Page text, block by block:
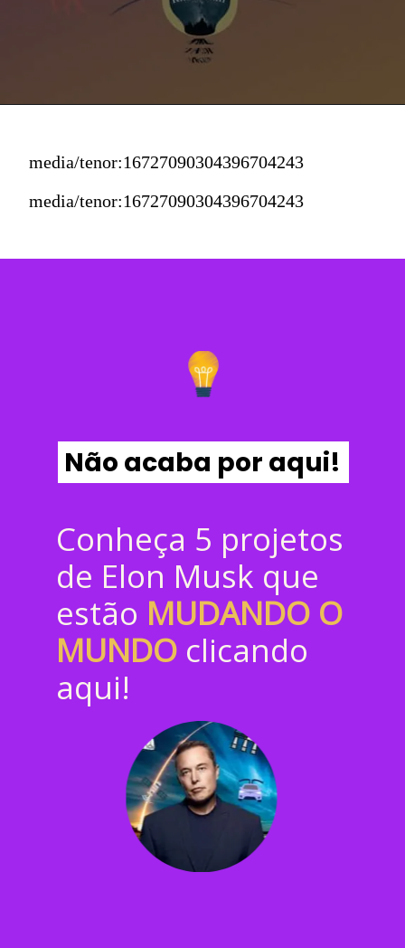
media/tenor:16727090304396704243
media/tenor:16727090304396704243
Conheça 5 projetos
de Elon Musk que
estão MUDANDO O
MUNDO clicando
aqui!
Não acaba por aqui!